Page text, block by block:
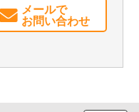
メールで
お問い合わせ